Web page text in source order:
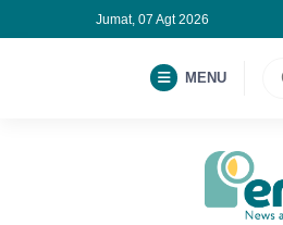
Jumat, 07 Agt 2026
MENU